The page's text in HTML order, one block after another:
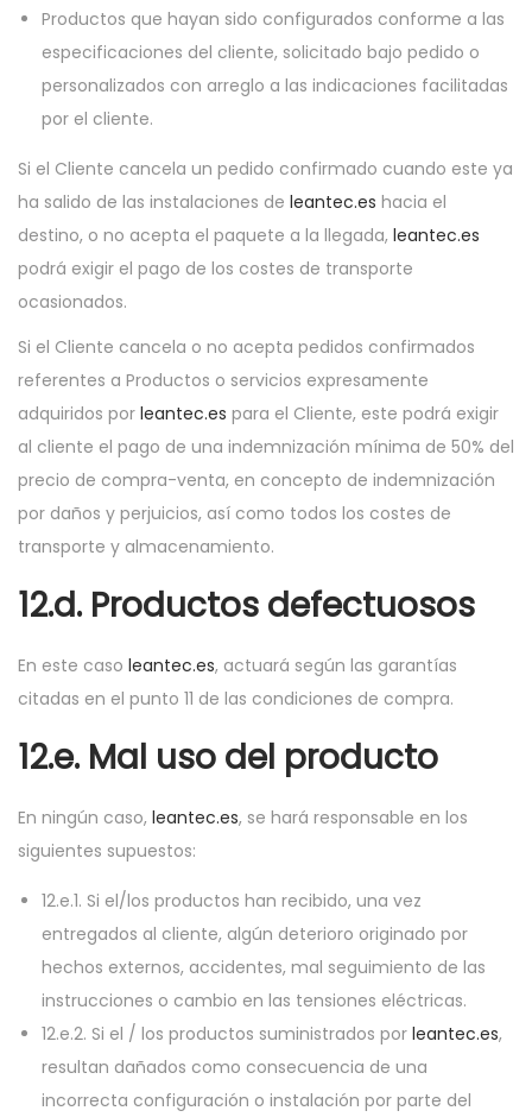
Productos que hayan sido configurados conforme a las
especificaciones del cliente, solicitado bajo pedido o
personalizados con arreglo a las indicaciones facilitadas
por el cliente.
Si el Cliente cancela un pedido confirmado cuando este ya
ha salido de las instalaciones de leantec.es hacia el
destino, o no acepta el paquete a la llegada, leantec.es
podrá exigir el pago de los costes de transporte
ocasionados.
Si el Cliente cancela o no acepta pedidos confirmados
referentes a Productos o servicios expresamente
adquiridos por leantec.es para el Cliente, este podrá exigir
al cliente el pago de una indemnización mínima de 50% del
precio de compra-venta, en concepto de indemnización
por daños y perjuicios, así como todos los costes de
transporte y almacenamiento.
12.d. Productos defectuosos
En este caso leantec.es, actuará según las garantías
citadas en el punto 11 de las condiciones de compra.
12.e. Mal uso del producto
En ningún caso, leantec.es, se hará responsable en los
siguientes supuestos:
12.e.1. Si el/los productos han recibido, una vez
entregados al cliente, algún deterioro originado por
hechos externos, accidentes, mal seguimiento de las
instrucciones o cambio en las tensiones eléctricas.
12.e.2. Si el / los productos suministrados por leantec.es,
resultan dañados como consecuencia de una
incorrecta configuración o instalación por parte del